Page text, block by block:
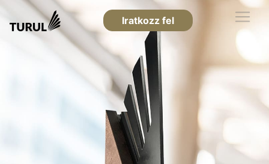
Iratkozz fel